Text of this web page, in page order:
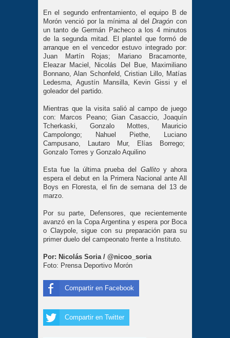
En el segundo enfrentamiento, el equipo B de
Morón venció por la mínima al del Dragón con
un tanto de Germán Pacheco a los 4 minutos
de la segunda mitad. El plantel que formó de
arranque en el vencedor estuvo integrado por:
Juan Martín Rojas; Mariano Bracamonte,
Eleazar Maciel, Nicolás Del Bue, Maximiliano
Bonnano, Alan Schonfeld, Cristian Lillo, Matías
Ledesma, Agustín Mansilla, Kevin Gissi y el
goleador del partido.
Mientras que la visita salió al campo de juego
con: Marcos Peano; Gian Casaccio, Joaquín
Tcherkaski, Gonzalo Mottes, Mauricio
Campolongo; Nahuel Piethe, Luciano
Campusano, Lautaro Mur, Elías Borrego;
Gonzalo Torres y Gonzalo Aquilino
Esta fue la última prueba del Gallito y ahora
espera el debut en la Primera Nacional ante All
Boys en Floresta, el fin de semana del 13 de
marzo.
Por su parte, Defensores, que recientemente
avanzó en la Copa Argentina y espera por Boca
o Claypole, sigue con su preparación para su
primer duelo del campeonato frente a Instituto.
Por: Nicolás Soria / @nicoo_soria
Foto: Prensa Deportivo Morón
Compartir en Facebook
Compartir en Twitter